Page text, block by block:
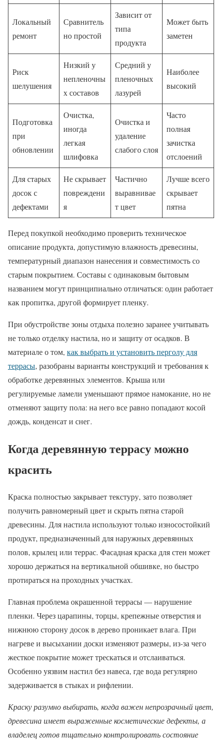
Локальный
ремонт
Сравнитель
но простой
Зависит от
типа
продукта
Может быть
заметен
Риск
шелушения
Низкий у
непленочны
х составов
Средний у
пленочных
лазурей
Наиболее
высокий
Подготовка
при
обновлении
Очистка,
иногда
легкая
шлифовка
Очистка и
удаление
слабого слоя
Часто
полная
зачистка
отслоений
Для старых
досок с
дефектами
Не скрывает
повреждени
я
Частично
выравнивае
т цвет
Лучше всего
скрывает
пятна
Перед покупкой необходимо проверить техническое
описание продукта, допустимую влажность древесины,
температурный диапазон нанесения и совместимость со
старым покрытием. Составы с одинаковым бытовым
названием могут принципиально отличаться: один работает
как пропитка, другой формирует пленку.
При обустройстве зоны отдыха полезно заранее учитывать
не только отделку настила, но и защиту от осадков. В
материале о том, как выбрать и установить перголу для
террасы, разобраны варианты конструкций и требования к
обработке деревянных элементов. Крыша или
регулируемые ламели уменьшают прямое намокание, но не
отменяют защиту пола: на него все равно попадают косой
дождь, конденсат и снег.
Когда деревянную террасу можно
красить
Краска полностью закрывает текстуру, зато позволяет
получить равномерный цвет и скрыть пятна старой
древесины. Для настила используют только износостойкий
продукт, предназначенный для наружных деревянных
полов, крылец или террас. Фасадная краска для стен может
хорошо держаться на вертикальной обшивке, но быстро
протираться на проходных участках.
Главная проблема окрашенной террасы — нарушение
пленки. Через царапины, торцы, крепежные отверстия и
нижнюю сторону досок в дерево проникает влага. При
нагреве и высыхании доски изменяют размеры, из-за чего
жесткое покрытие может трескаться и отслаиваться.
Особенно уязвим настил без навеса, где вода регулярно
задерживается в стыках и рифлении.
Краску разумно выбирать, когда важен непрозрачный цвет,
древесина имеет выраженные косметические дефекты, а
владелец готов тщательно контролировать состояние